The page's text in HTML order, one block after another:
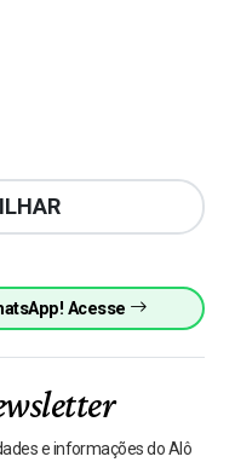
Acesse
e informações do Alô